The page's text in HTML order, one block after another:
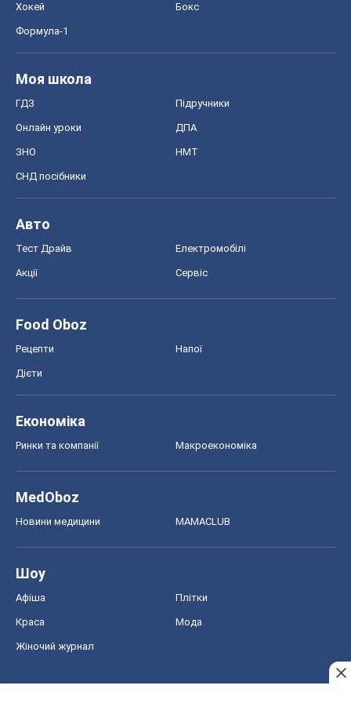
Хокей Бокс
Формула-1
Моя школа
ГДЗ Підручники
Онлайн уроки ДПА
ЗНО НМТ
СНД посібники
Авто
Тест Драйв Електромобілі
Акції Сервіс
Food Oboz
Рецепти Напої
Дієти
Економіка
Ринки та компанії Макроекономіка
MedOboz
Новини медицини MAMACLUB
Шоу
Афіша Плітки
Краса Мода
Жіночий журнал